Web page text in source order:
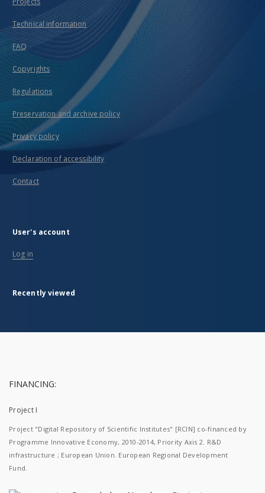
Technical information
FAQ
Copyrights
Regulations
Preservation and archive policy
Privacy policy
Declaration of accessibility
Contact
User's account
Log in
Recently viewed
FINANCING:
Project I
Project "Digital Repository of Scientific Institutes" [RCIN] co-financed by
Programme Innovative Economy, 2010-2014, Priority Axis 2. R&D
infrastructure ; European Union. European Regional Development
Fund.